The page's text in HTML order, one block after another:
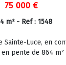
75 000 €
m² - Ref : 1548
Sainte-Luce, en
pente de 864 m²